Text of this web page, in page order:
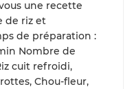
une recette
de riz et
de préparation :
Nombre de
cuit refroidi,
Chou-fleur,